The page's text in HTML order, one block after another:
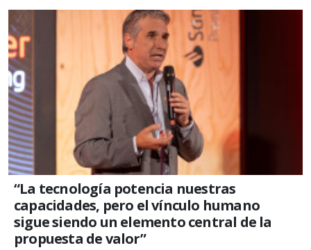
“La tecnología potencia nuestras
capacidades, pero el vínculo humano
sigue siendo un elemento central de la
propuesta de valor”